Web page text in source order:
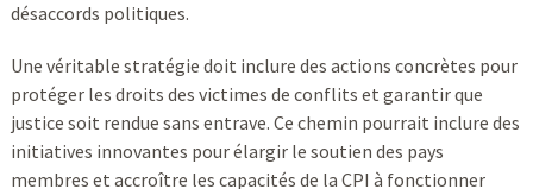
désaccords politiques.
Une véritable stratégie doit inclure des actions concrètes pour
protéger les droits des victimes de conflits et garantir que
justice soit rendue sans entrave. Ce chemin pourrait inclure des
initiatives innovantes pour élargir le soutien des pays
membres et accroître les capacités de la CPI à fonctionner